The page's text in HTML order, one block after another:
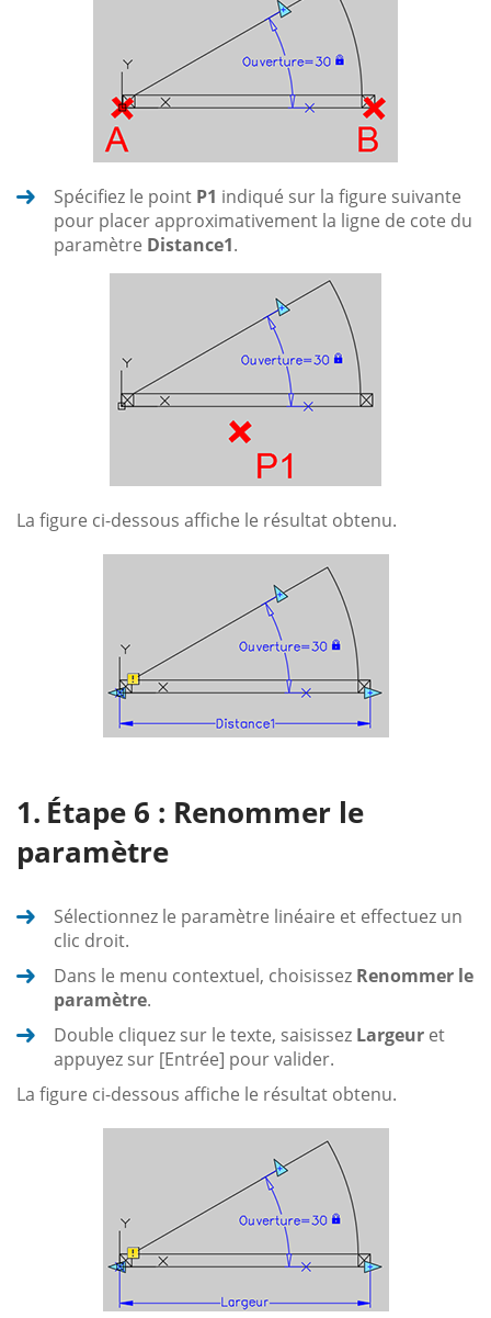
Spécifiez le point P1 indiqué sur la figure suivante
pour placer approximativement la ligne de cote du
paramètre Distance1.
La figure ci-dessous affiche le résultat obtenu.
Étape 6 : Renommer le
paramètre
Sélectionnez le paramètre linéaire et effectuez un
clic droit.
Dans le menu contextuel, choisissez Renommer le
paramètre.
Double cliquez sur le texte, saisissez Largeur et
appuyez sur [Entrée] pour valider.
La figure ci-dessous affiche le résultat obtenu.